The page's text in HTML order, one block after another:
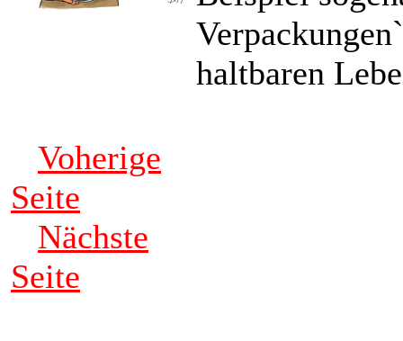
haltbaren
Voherige
Seite
Nächste
Seite